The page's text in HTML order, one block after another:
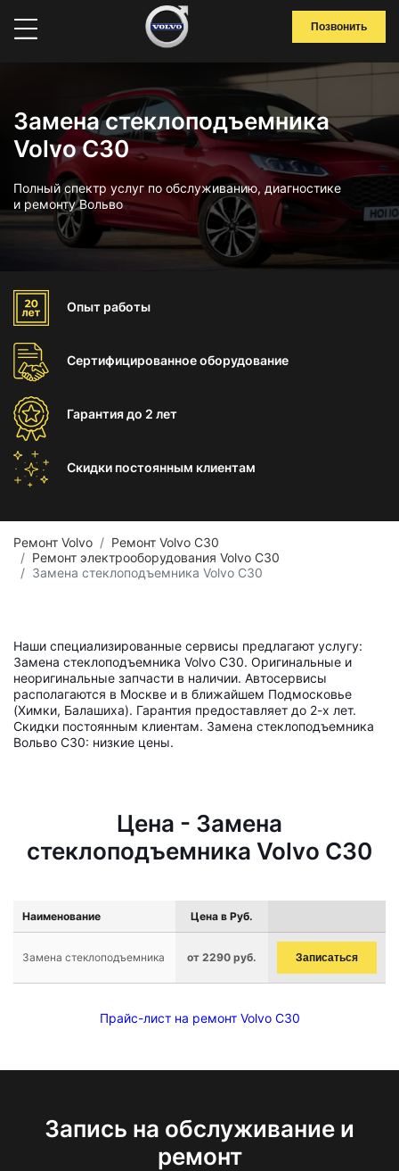
Позвонить
Замена стеклоподъемника
Volvo C30
Полный спектр услуг по обслуживанию, диагностике
и ремонту Вольво
Опыт работы
Сертифицированноеоборудование
Гарантиядо 2 лет
Скидки постоянным клиентам
Ремонт Volvo
Ремонт Volvo C30
Ремонт электрооборудования Volvo C30
Замена стеклоподъемника Volvo C30
Наши специализированные сервисы предлагают услугу:
Замена стеклоподъемника Volvo C30. Оригинальные и
неоригинальные запчасти в наличии. Автосервисы
располагаются в Москве и в ближайшем Подмосковье
(Химки, Балашиха). Гарантия предоставляет до 2-х лет.
Скидки постоянным клиентам. Замена стеклоподъемника
Вольво С30: низкие цены.
Цена - Замена
стеклоподъемника Volvo C30
Наименование Цена в Руб.
Замена стеклоподъемника от 2290 руб. Записаться
Прайс-лист на ремонт Volvo C30
Запись на обслуживание и
ремонт